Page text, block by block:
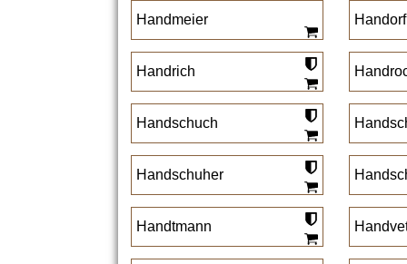
Handmeier Handorf
Handrich
Handschuch
Handschuher
Handtmann